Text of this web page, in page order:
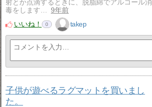
射とか点滴するときに、脱脂綿でアルコール消
毒をします…
9年前
いいね！
0 takep
子供が遊べるラグマットを買いまし
た。